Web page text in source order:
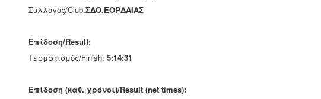
Σύλλογος/Club:ΣΔΟ.ΕΟΡΔΑΙΑΣ
Επίδοση/Result:
Τερματισμός/Finish: 5:14:31
Επίδοση (καθ. χρόνοι)/Result (net times):